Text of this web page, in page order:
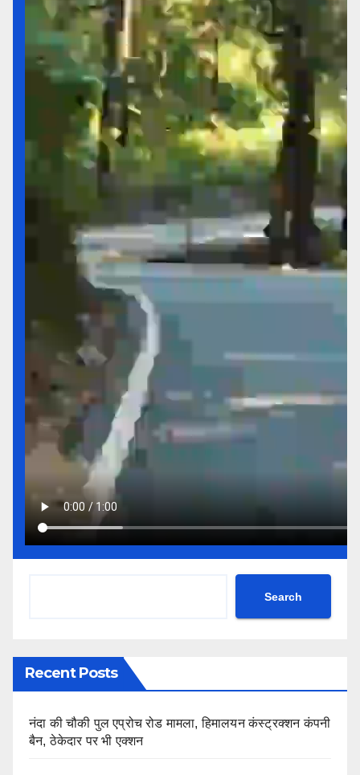
Search
Recent Posts
नंदा की चौकी पुल एप्रोच रोड मामला, हिमालयन कंस्ट्रक्शन कंपनी
बैन, ठेकेदार पर भी एक्शन